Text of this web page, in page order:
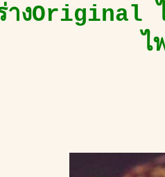
างOriginal ไ
ไ